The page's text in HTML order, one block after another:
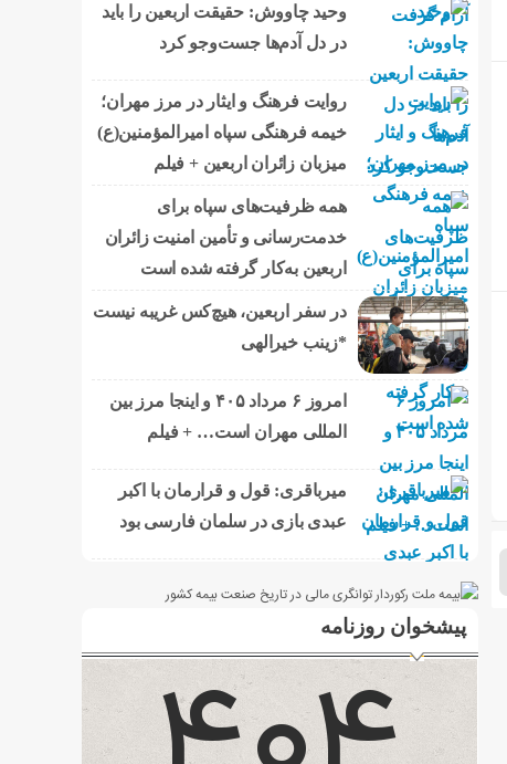
وحید چاووش: حقیقت اربعین را باید
در دل آدم‌ها جست‌وجو کرد
روایت فرهنگ و ایثار در مرز مهران؛
خیمه فرهنگی سپاه امیرالمؤمنین(ع)
میزبان زائران اربعین + فیلم
همه ظرفیت‌های سپاه برای
خدمت‌رسانی و تأمین امنیت زائران
اربعین به‌کار گرفته شده است
در سفر اربعین، هیچ‌کس غریبه نیست
*زینب خیرالهی
امروز ۶ مرداد ۴۰۵ و اینجا مرز بین
المللی مهران است… + فیلم
میرباقری: قول و قرارمان با اکبر
عبدی بازی در سلمان فارسی بود
پیشخوان روزنامه